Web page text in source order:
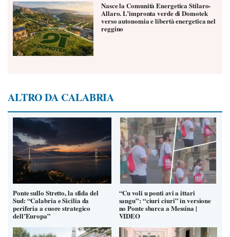
Nasce la Comunità Energetica Stilaro-
Allaro. L’impronta verde di Domotek
verso autonomia e libertà energetica nel
reggino
ALTRO DA CALABRIA
Ponte sullo Stretto, la sfida del
Sud: “Calabria e Sicilia da
periferia a cuore strategico
dell’Europa”
“Cu voli u ponti avi a ittari
sangu”: “ciuri ciuri” in versione
no Ponte sbarca a Messina |
VIDEO